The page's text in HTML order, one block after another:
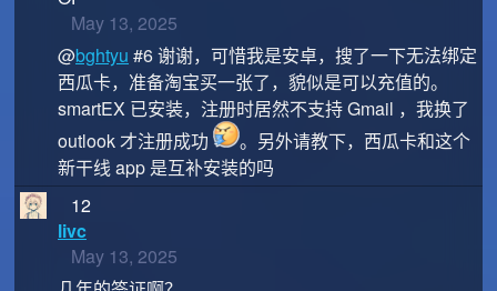
May 13, 2025
@bghtyu #6 谢谢，可惜我是安卓，搜了一下无法绑定
西瓜卡，准备淘宝买一张了，貌似是可以充值的。
smartEX 已安装，注册时居然不支持 Gmail ，我换了
outlook 才注册成功
。另外请教下，西瓜卡和这个
新干线 app 是互补安装的吗
12
livc
May 13, 2025